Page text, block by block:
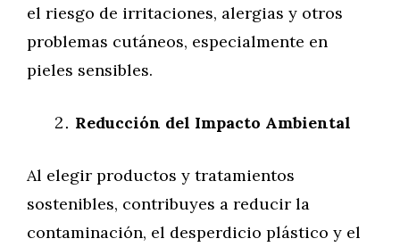
el riesgo de irritaciones, alergias y otros
problemas cutáneos, especialmente en
pieles sensibles.
Reducción del Impacto Ambiental
Al elegir productos y tratamientos
sostenibles, contribuyes a reducir la
contaminación, el desperdicio plástico y el